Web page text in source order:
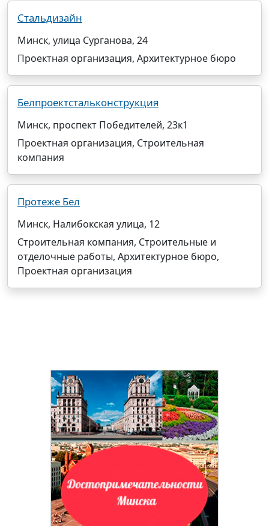
Стальдизайн
Минск, улица Сурганова, 24
Проектная организация, Архитектурное бюро
Белпроектстальконструкция
Минск, проспект Победителей, 23к1
Проектная организация, Строительная
компания
Протеже Бел
Минск, Налибокская улица, 12
Строительная компания, Строительные и
отделочные работы, Архитектурное бюро,
Проектная организация